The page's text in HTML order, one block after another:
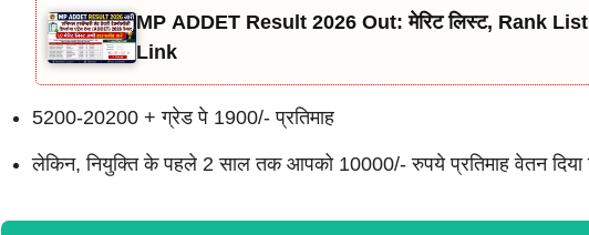
MP ADDET Result 2026 Out: मेरिट लिस्ट, Rank
Link
5200-20200 + ग्रेड पे 1900/- प्रतिमाह
लेकिन, नियुक्ति के पहले 2 साल तक आपको 10000/- रुपये प्रतिमाह वेतन दिया